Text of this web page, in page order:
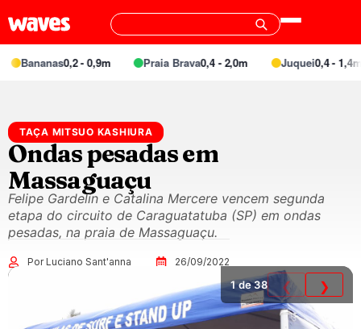
Bananas0,2 - 0,9m Praia Brava0,4 - 2,0m Juquei0,4 - 1,4m
TAÇA MITSUO KASHIURA
Ondas pesadas em
Massaguaçu
Felipe Gardelin e Catalina Mercere vencem segunda
etapa do circuito de Caraguatatuba (SP) em ondas
pesadas, na praia de Massaguaçu.
Por Luciano Sant'anna 26/09/2022
1de 38 ❮ ❯